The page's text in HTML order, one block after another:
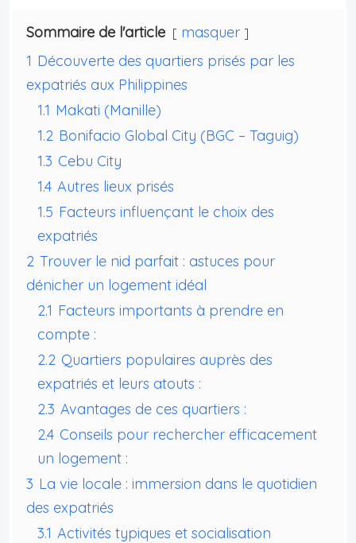
Sommaire de l'article
masquer
1 Découverte des quartiers prisés par les
expatriés aux Philippines
1.1 Makati (Manille)
1.2 Bonifacio Global City (BGC – Taguig)
1.3 Cebu City
1.4 Autres lieux prisés
1.5 Facteurs influençant le choix des
expatriés
2 Trouver le nid parfait : astuces pour
dénicher un logement idéal
2.1 Facteurs importants à prendre en
compte :
2.2 Quartiers populaires auprès des
expatriés et leurs atouts :
2.3 Avantages de ces quartiers :
2.4 Conseils pour rechercher efficacement
un logement :
3 La vie locale : immersion dans le quotidien
des expatriés
3.1 Activités typiques et socialisation